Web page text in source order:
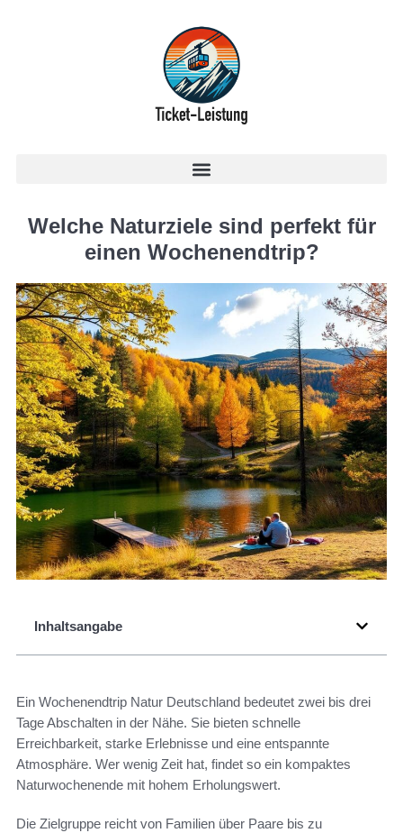
Welche Naturziele sind perfekt für
einen Wochenendtrip?
Inhaltsangabe
Ein Wochenendtrip Natur Deutschland bedeutet zwei bis drei
Tage Abschalten in der Nähe. Sie bieten schnelle
Erreichbarkeit, starke Erlebnisse und eine entspannte
Atmosphäre. Wer wenig Zeit hat, findet so ein kompaktes
Naturwochenende mit hohem Erholungswert.
Die Zielgruppe reicht von Familien über Paare bis zu